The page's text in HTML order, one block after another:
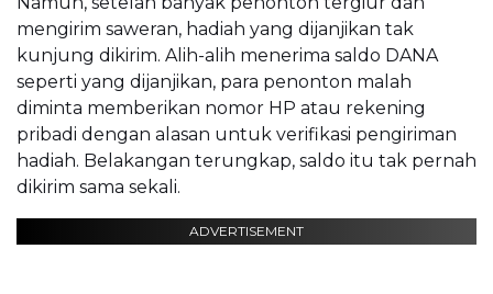
mengirim saweran, hadiah yang dijanjikan tak
kunjung dikirim. Alih-alih menerima saldo DANA
seperti yang dijanjikan, para penonton malah
diminta memberikan nomor HP atau rekening
pribadi dengan alasan untuk verifikasi pengiriman
hadiah. Belakangan terungkap, saldo itu tak pernah
dikirim sama sekali.
ADVERTISEMENT